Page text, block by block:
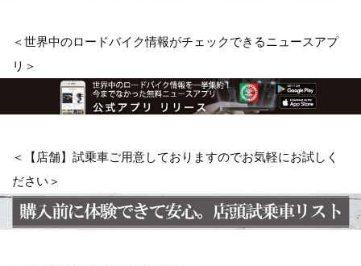
＜世界中のロードバイク情報がチェックできるニュースアプ
リ＞
＜【店舗】試乗車ご用意しておりますのでお気軽にお試しく
ださい＞